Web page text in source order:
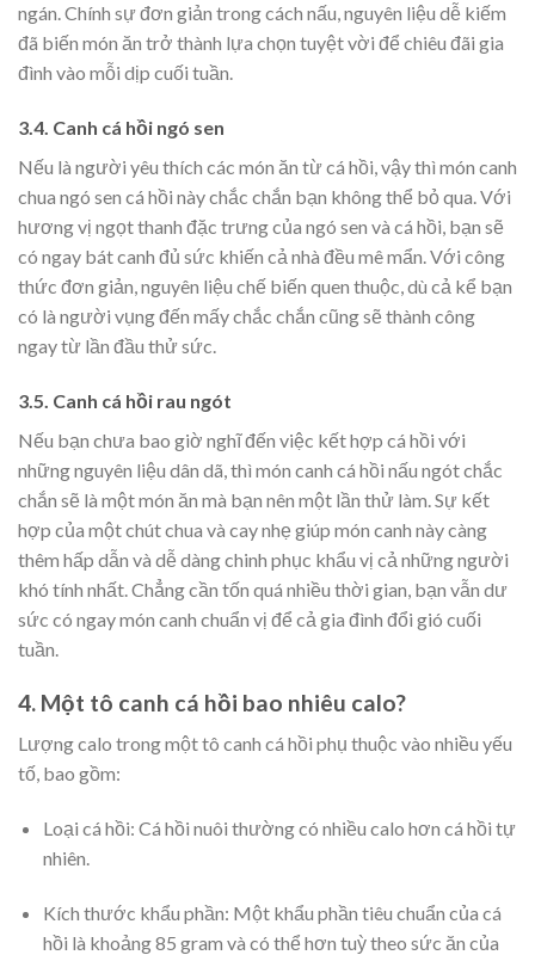
ngán. Chính sự đơn giản trong cách nấu, nguyên liệu dễ kiếm
đã biến món ăn trở thành lựa chọn tuyệt vời để chiêu đãi gia
đình vào mỗi dịp cuối tuần.
3.4. Canh cá hồi ngó sen
Nếu là người yêu thích các món ăn từ cá hồi, vậy thì món canh
chua ngó sen cá hồi này chắc chắn bạn không thể bỏ qua. Với
hương vị ngọt thanh đặc trưng của ngó sen và cá hồi, bạn sẽ
có ngay bát canh đủ sức khiến cả nhà đều mê mẩn. Với công
thức đơn giản, nguyên liệu chế biến quen thuộc, dù cả kể bạn
có là người vụng đến mấy chắc chắn cũng sẽ thành công
ngay từ lần đầu thử sức.
3.5. Canh cá hồi rau ngót
Nếu bạn chưa bao giờ nghĩ đến việc kết hợp cá hồi với
những nguyên liệu dân dã, thì món canh cá hồi nấu ngót chắc
chắn sẽ là một món ăn mà bạn nên một lần thử làm. Sự kết
hợp của một chút chua và cay nhẹ giúp món canh này càng
thêm hấp dẫn và dễ dàng chinh phục khẩu vị cả những người
khó tính nhất. Chẳng cần tốn quá nhiều thời gian, bạn vẫn dư
sức có ngay món canh chuẩn vị để cả gia đình đổi gió cuối
tuần.
4. Một tô canh cá hồi bao nhiêu calo?
Lượng calo trong một tô canh cá hồi phụ thuộc vào nhiều yếu
tố, bao gồm:
Loại cá hồi: Cá hồi nuôi thường có nhiều calo hơn cá hồi tự
nhiên.
Kích thước khẩu phần: Một khẩu phần tiêu chuẩn của cá
hồi là khoảng 85 gram và có thể hơn tuỳ theo sức ăn của